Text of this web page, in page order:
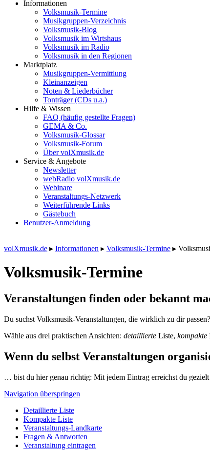
Informationen
Volksmusik-Termine
Musikgruppen-Verzeichnis
Volksmusik-Blog
Volksmusik im Wirtshaus
Volksmusik im Radio
Volksmusik in den Regionen
Marktplatz
Musikgruppen-Vermittlung
Kleinanzeigen
Noten & Liederbücher
Tonträger (CDs u.a.)
Hilfe & Wissen
FAQ (häufig gestellte Fragen)
GEMA & Co.
Volksmusik-Glossar
Volksmusik-Forum
Über volXmusik.de
Service & Angebote
Newsletter
webRadio volXmusik.de
Webinare
Veranstaltungs-Netzwerk
Weiterführende Links
Gästebuch
Benutzer-Anmeldung
volXmusik.de ▸ Informationen ▸ Volksmusik-Termine ▸
Volksmusik-Termine
Veranstaltungen finden oder bekannt
Du suchst Volksmusik-Veranstaltungen, die wirklich zu dir
Wähle aus drei praktischen Ansichten: detaillierte Liste, kompakte
Wenn du selbst Veranstaltungen
… bist du hier genau richtig: Mit jedem Eintrag erreichst du
Navigation überspringen
Detaillierte Liste
Kompakte Liste
Veranstaltungs-Landkarte
Fragen & Antworten
Veranstaltung eintragen